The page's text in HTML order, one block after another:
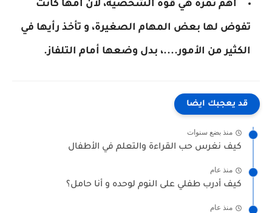
أهم ثمرة هي قوة الشخصية، لأن أمها كانت
تفوض لها بعض المهام الصغيرة، و تأخذ رأيها في
الكثير من الأمور....، بدل وضعها أمام التلفاز.
قد يعجبك ايضا
منذ بضع سنوات
كيف نغرس حب القراءة والتعلم في الأطفال
منذ عام
كيف أدرب طفلي على النوم لوحده و أنا حامل؟
منذ عام